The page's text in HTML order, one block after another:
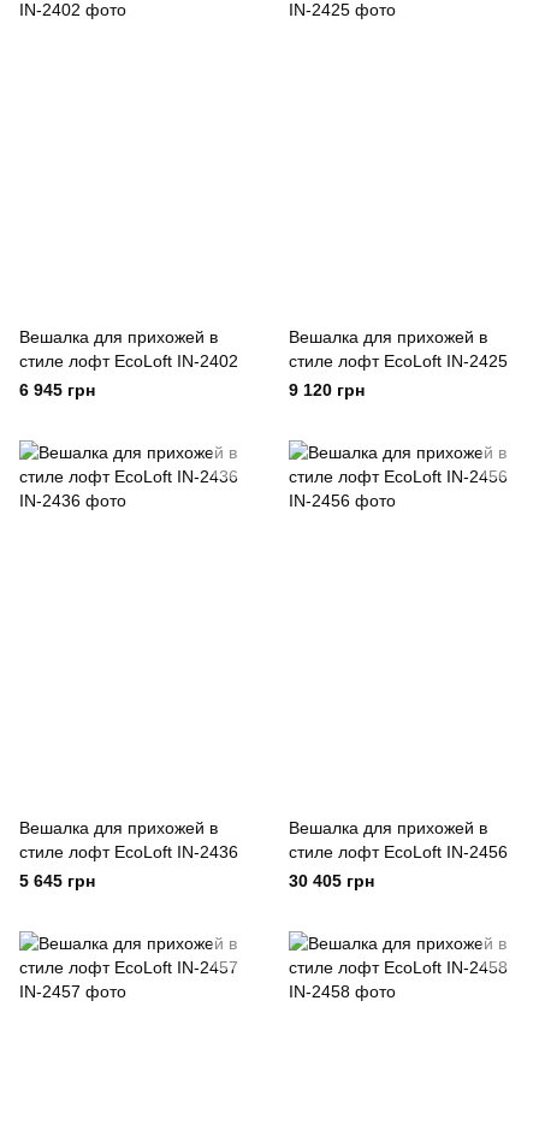
Вешалка для прихожей в
стиле лофт EcoLoft IN-2402
6 945 грн
Вешалка для прихожей в
стиле лофт EcoLoft IN-2425
9 120 грн
Вешалка для прихожей в
стиле лофт EcoLoft IN-2436
5 645 грн
Вешалка для прихожей в
стиле лофт EcoLoft IN-2456
30 405 грн